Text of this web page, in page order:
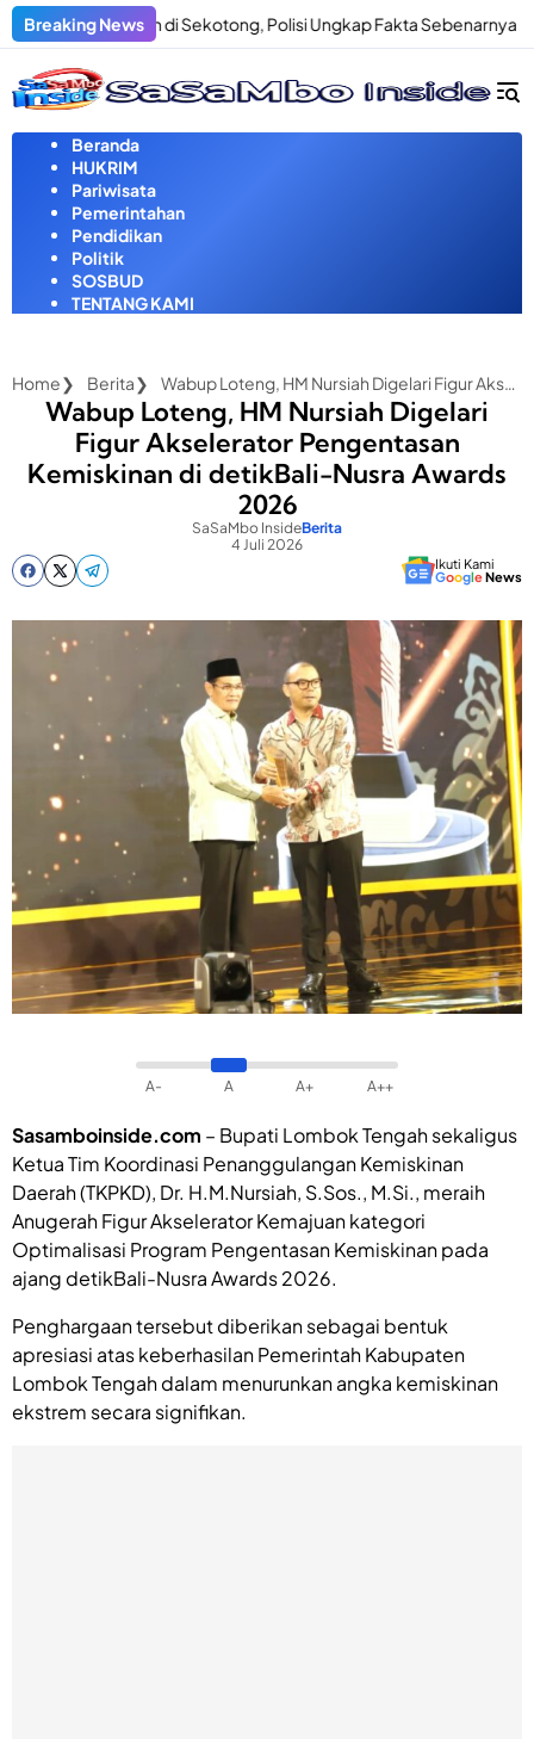
Langsung
ke
Breaking News
di Sekotong, Polisi Ungkap Fakta Sebenarnya Pria
Beranda
HUKRIM
Pariwisata
Pemerintahan
Pendidikan
Politik
SOSBUD
TENTANG KAMI
Home Berita Wabup Loteng, HM Nursiah Digelari Figur Akselerator Pengentasan Kemiskinan di detikBali-Nusra Awards 2026
Wabup Loteng, HM Nursiah Digelari
Figur Akselerator Pengentasan
Kemiskinan di detikBali-Nusra Awards
2026
SaSaMbo InsideBerita
4 Juli 2026
Ikuti Kami
GoogleNews
A- A A+ A++
Sasamboinside.com – Bupati Lombok Tengah sekaligus
Ketua Tim Koordinasi Penanggulangan Kemiskinan
Daerah (TKPKD), Dr. H.M.Nursiah, S.Sos., M.Si., meraih
Anugerah Figur Akselerator Kemajuan kategori
Optimalisasi Program Pengentasan Kemiskinan pada
ajang detikBali-Nusra Awards 2026.
Penghargaan tersebut diberikan sebagai bentuk
apresiasi atas keberhasilan Pemerintah Kabupaten
Lombok Tengah dalam menurunkan angka kemiskinan
ekstrem secara signifikan.